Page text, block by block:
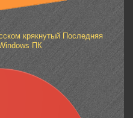
крякнутый Последняя
ПК